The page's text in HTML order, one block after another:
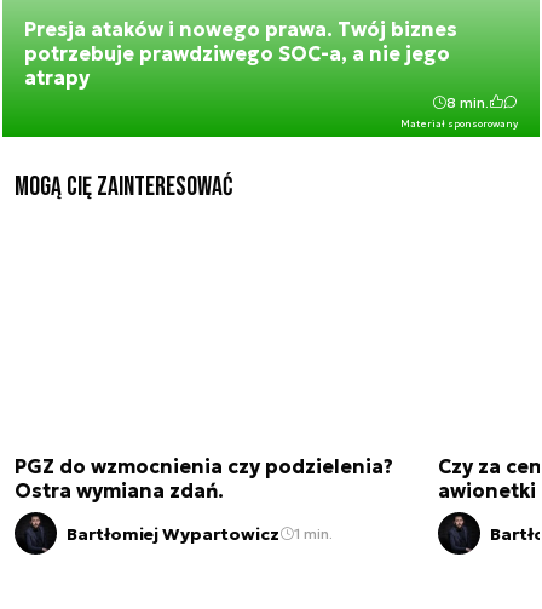
Presja ataków i nowego prawa. Twój biznes
potrzebuje prawdziwego SOC-a, a nie jego
atrapy
Materiał sponsorowany
8 min.
Mogą Cię zainteresować
PGZ do wzmocnienia czy podzielenia?
Ostra wymiana zdań.
Bartłomiej Wypartowicz 1 min.
Czy za
awionetki